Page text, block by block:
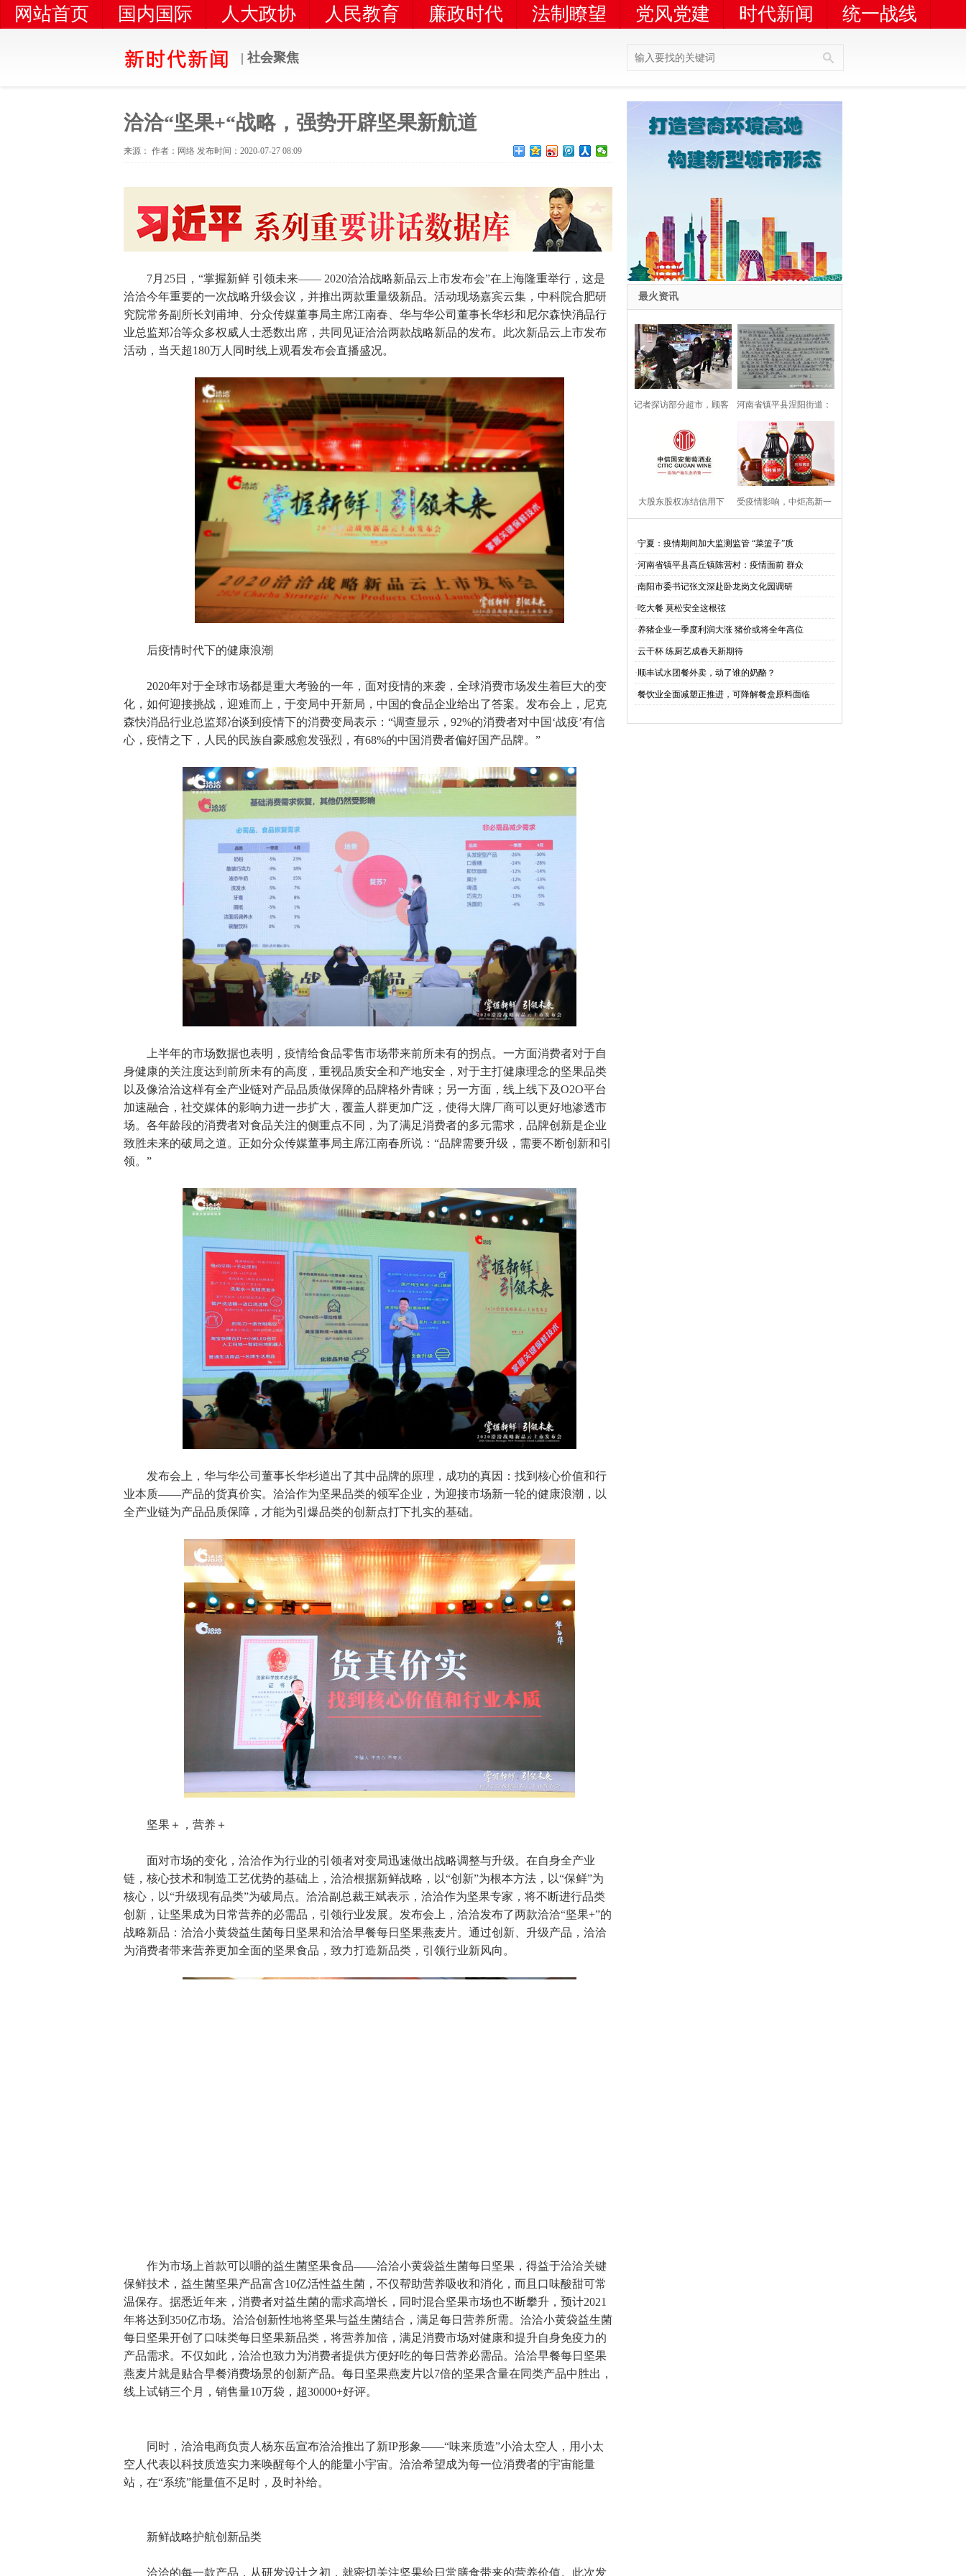
网站首页 国内国际 人大政协 人民教育 廉政时代 法制瞭望 党风党建 时代新闻
统一战线
| 社会聚焦
洽洽“坚果+“战略，强势开辟坚果新航道
来源： 作者：网络 发布时间：2020-07-27 08:09
7月25日，“掌握新鲜 引领未来—— 2020洽洽战略新品云上市发布会”在上海隆重举行，这是
洽洽今年重要的一次战略升级会议，并推出两款重量级新品。活动现场嘉宾云集，中科院合肥研
究院常务副所长刘甫坤、分众传媒董事局主席江南春、华与华公司董事长华杉和尼尔森快消品行
业总监郑冶等众多权威人士悉数出席，共同见证洽洽两款战略新品的发布。此次新品云上市发布
活动，当天超180万人同时线上观看发布会直播盛况。
后疫情时代下的健康浪潮
2020年对于全球市场都是重大考验的一年，面对疫情的来袭，全球消费市场发生着巨大的变
化，如何迎接挑战，迎难而上，于变局中开新局，中国的食品企业给出了答案。发布会上，尼克
森快消品行业总监郑冶谈到疫情下的消费变局表示：“调查显示，92%的消费者对中国‘战疫’有信
心，疫情之下，人民的民族自豪感愈发强烈，有68%的中国消费者偏好国产品牌。”
上半年的市场数据也表明，疫情给食品零售市场带来前所未有的拐点。一方面消费者对于自
身健康的关注度达到前所未有的高度，重视品质安全和产地安全，对于主打健康理念的坚果品类
以及像洽洽这样有全产业链对产品品质做保障的品牌格外青睐；另一方面，线上线下及O2O平台
加速融合，社交媒体的影响力进一步扩大，覆盖人群更加广泛，使得大牌厂商可以更好地渗透市
场。各年龄段的消费者对食品关注的侧重点不同，为了满足消费者的多元需求，品牌创新是企业
致胜未来的破局之道。正如分众传媒董事局主席江南春所说：“品牌需要升级，需要不断创新和引
领。”
发布会上，华与华公司董事长华杉道出了其中品牌的原理，成功的真因：找到核心价值和行
业本质——产品的货真价实。洽洽作为坚果品类的领军企业，为迎接市场新一轮的健康浪潮，以
全产业链为产品品质保障，才能为引爆品类的创新点打下扎实的基础。
坚果＋，营养＋
面对市场的变化，洽洽作为行业的引领者对变局迅速做出战略调整与升级。在自身全产业
链，核心技术和制造工艺优势的基础上，洽洽根据新鲜战略，以“创新”为根本方法，以“保鲜”为
核心，以“升级现有品类”为破局点。洽洽副总裁王斌表示，洽洽作为坚果专家，将不断进行品类
创新，让坚果成为日常营养的必需品，引领行业发展。发布会上，洽洽发布了两款洽洽“坚果+”的
战略新品：洽洽小黄袋益生菌每日坚果和洽洽早餐每日坚果燕麦片。通过创新、升级产品，洽洽
为消费者带来营养更加全面的坚果食品，致力打造新品类，引领行业新风向。
作为市场上首款可以嚼的益生菌坚果食品——洽洽小黄袋益生菌每日坚果，得益于洽洽关键
保鲜技术，益生菌坚果产品富含10亿活性益生菌，不仅帮助营养吸收和消化，而且口味酸甜可常
温保存。据悉近年来，消费者对益生菌的需求高增长，同时混合坚果市场也不断攀升，预计2021
年将达到350亿市场。洽洽创新性地将坚果与益生菌结合，满足每日营养所需。洽洽小黄袋益生菌
每日坚果开创了口味类每日坚果新品类，将营养加倍，满足消费市场对健康和提升自身免疫力的
产品需求。不仅如此，洽洽也致力为消费者提供方便好吃的每日营养必需品。洽洽早餐每日坚果
燕麦片就是贴合早餐消费场景的创新产品。每日坚果燕麦片以7倍的坚果含量在同类产品中胜出，
线上试销三个月，销售量10万袋，超30000+好评。
同时，洽洽电商负责人杨东岳宣布洽洽推出了新IP形象——“味来质造”小洽太空人，用小太
空人代表以科技质造实力来唤醒每个人的能量小宇宙。洽洽希望成为每一位消费者的宇宙能量
站，在“系统”能量值不足时，及时补给。
新鲜战略护航创新品类
洽洽的每一款产品，从研发设计之初，就密切关注坚果给日常膳食带来的营养价值。此次发
最火资讯
记者探访部分超市，顾客
易聚集区域划“一米
河南省镇平县涅阳街道：
危难时刻彰显党员
大股东股权冻结信用下 受疫情影响，中炬高新一
·宁夏：疫情期间加大监测监管 “菜篮子”质
·河南省镇平县高丘镇陈营村：疫情面前 群众
·南阳市委书记张文深赴卧龙岗文化园调研
·吃大餐 莫松安全这根弦
·养猪企业一季度利润大涨 猪价或将全年高位
·云干杯 练厨艺成春天新期待
·顺丰试水团餐外卖，动了谁的奶酪？
·餐饮业全面减塑正推进，可降解餐盒原料面临